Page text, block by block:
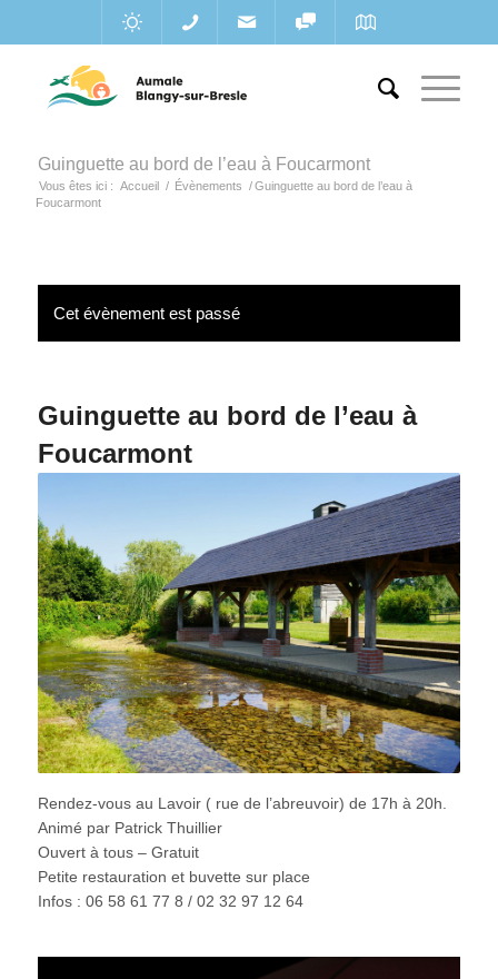
Guinguette au bord de l’eau à Foucarmont
Vous êtes ici : Accueil / Évènements / Guinguette au bord de l’eau à
Foucarmont
Cet évènement est passé
Guinguette au bord de l’eau à
Foucarmont
Rendez-vous au Lavoir ( rue de l’abreuvoir) de 17h à 20h.
Animé par Patrick Thuillier
Ouvert à tous – Gratuit
Petite restauration et buvette sur place
Infos : 06 58 61 77 8 / 02 32 97 12 64